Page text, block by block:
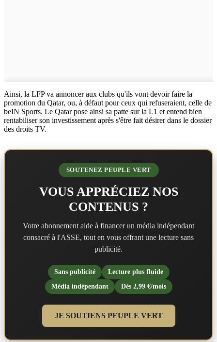
Ainsi, la LFP va annoncer aux clubs qu'ils vont devoir faire la
promotion du Qatar, ou, à défaut pour ceux qui refuseraient, celle de
beIN Sports. Le Qatar pose ainsi sa patte sur la L1 et entend bien
rentabiliser son investissement après s'être fait désirer dans le dossier
des droits TV.
SOUTENEZ PEUPLE VERT
VOUS APPRÉCIEZ NOS
CONTENUS ?
Votre abonnement aide à financer un média indépendant
consacré à l'ASSE, tout en vous offrant une lecture sans
publicité.
Sans publicité
Lecture plus fluide
Média indépendant
Dès 2,99 €/mois
JE SOUTIENS PEUPLE VERT